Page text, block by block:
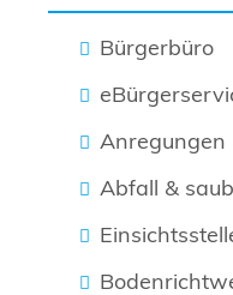
Bürgerbüro
Anregungen
Abfall &